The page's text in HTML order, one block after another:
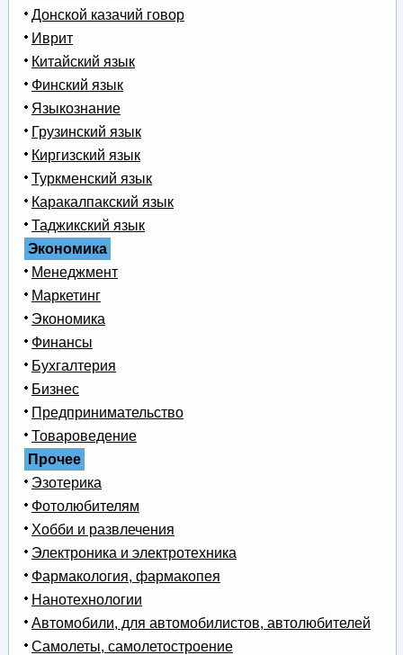
Донской казачий говор
Иврит
Китайский язык
Финский язык
Языкознание
Грузинский язык
Киргизский язык
Туркменский язык
Каракалпакский язык
Таджикский язык
Экономика
Менеджмент
Маркетинг
Экономика
Финансы
Бухгалтерия
Бизнес
Предпринимательство
Товароведение
Прочее
Эзотерика
Фотолюбителям
Хобби и развлечения
Электроника и электротехника
Фармакология, фармакопея
Нанотехнологии
Автомобили, для автомобилистов, автолюбителей
Самолеты, самолетостроение